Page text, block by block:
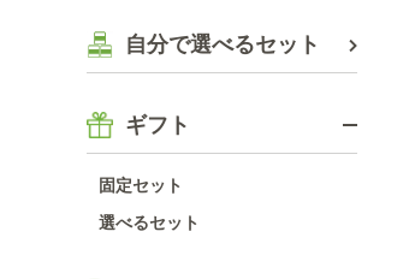
自分で選べるセット
ギフト
固定セット
選べるセット